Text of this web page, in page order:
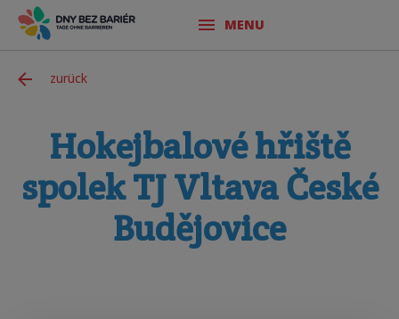
MENU
zurück
Hokejbalové hřiště
spolek TJ Vltava České
Budějovice